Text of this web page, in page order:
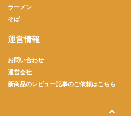
ラーメン
そば
運営情報
お問い合わせ
運営会社
新商品のレビュー記事のご依頼はこちら